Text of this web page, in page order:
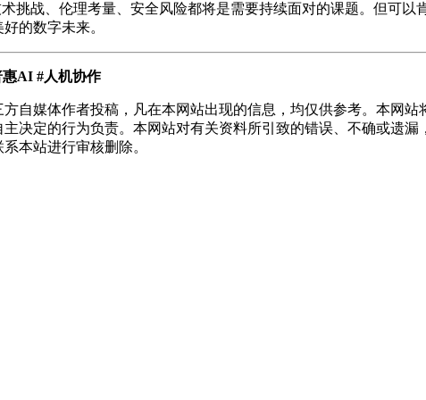
挑战、伦理考量、安全风险都将是需要持续面对的课题。但可
的数字未来。
惠AI #人机协作
自媒体作者投稿，凡在本网站出现的信息，均仅供参考。本网
决定的行为负责。本网站对有关资料所引致的错误、不确或遗
本站进行审核删除。